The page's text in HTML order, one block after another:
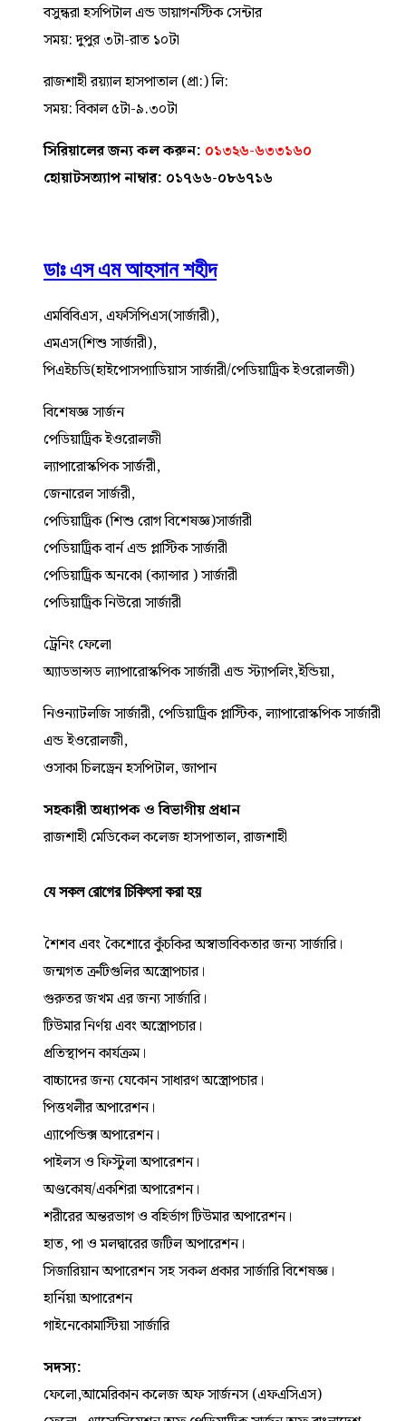
বসুন্ধরা হসপিটাল এন্ড ডায়াগনস্টিক সেন্টার
সময়: দুপুর ৩টা-রাত ১০টা
রাজশাহী রয়্যাল হাসপাতাল (প্রা:) লি:
সময়: বিকাল ৫টা-৯.৩০টা
সিরিয়ালের জন্য কল করুন: ০১৩২৬-৬৩৩১৬০
হোয়াটসঅ্যাপ নাম্বার: ০১৭৬৬-০৮৬৭১৬
ডাঃ এস এম আহসান শহীদ
এমবিবিএস, এফসিপিএস(সার্জারী),
এমএস(শিশু সার্জারী),
পিএইচডি(হাইপোসপ্যাডিয়াস সার্জারী/পেডিয়াট্রিক ইওরোলজী)
বিশেষজ্ঞ সার্জন
পেডিয়াট্রিক ইওরোলজী
ল্যাপারোস্কপিক সার্জরী,
জেনারেল সার্জরী,
পেডিয়াট্রিক (শিশু রোগ বিশেষজ্ঞ)সার্জারী
পেডিয়াট্রিক বার্ন এন্ড প্লাস্টিক সার্জারী
পেডিয়াট্রিক অনকো (ক্যান্সার ) সার্জারী
পেডিয়াট্রিক নিউরো সার্জারী
ট্রেনিং ফেলো
অ্যাডভান্সড ল্যাপারোস্কপিক সার্জারী এন্ড স্ট্যাপলিং,ইন্ডিয়া,
নিওন্যাটলজি সার্জারী, পেডিয়াট্রিক প্লাস্টিক, ল্যাপারোস্কপিক সার্জারী
এন্ড ইওরোলজী,
ওসাকা চিলড্রেন হসপিটাল, জাপান
সহকারী অধ্যাপক ও বিভাগীয় প্রধান
রাজশাহী মেডিকেল কলেজ হাসপাতাল, রাজশাহী
যে সকল রোগের চিকিৎসা করা হয়
শৈশব এবং কৈশোরে কুঁচকির অস্বাভাবিকতার জন্য সার্জারি।
জন্মগত ত্রুটিগুলির অস্ত্রোপচার।
গুরুতর জখম এর জন্য সার্জারি।
টিউমার নির্ণয় এবং অস্ত্রোপচার।
প্রতিস্থাপন কার্যক্রম।
বাচ্চাদের জন্য যেকোন সাধারণ অস্ত্রোপচার।
পিত্তথলীর অপারেশন।
এ্যাপেন্ডিক্স অপারেশন।
পাইলস ও ফিস্টুলা অপারেশন।
অণ্ডকোষ/একশিরা অপারেশন।
শরীরের অন্তরভাগ ও বহির্ভাগ টিউমার অপারেশন।
হাত, পা ও মলদ্বারের জটিল অপারেশন।
সিজারিয়ান অপারেশন সহ সকল প্রকার সার্জারি বিশেষজ্ঞ।
হার্নিয়া অপারেশন
গাইনেকোমাস্টিয়া সার্জারি
সদস্য:
ফেলো,আমেরিকান কলেজ অফ সার্জনস (এফএসিএস)